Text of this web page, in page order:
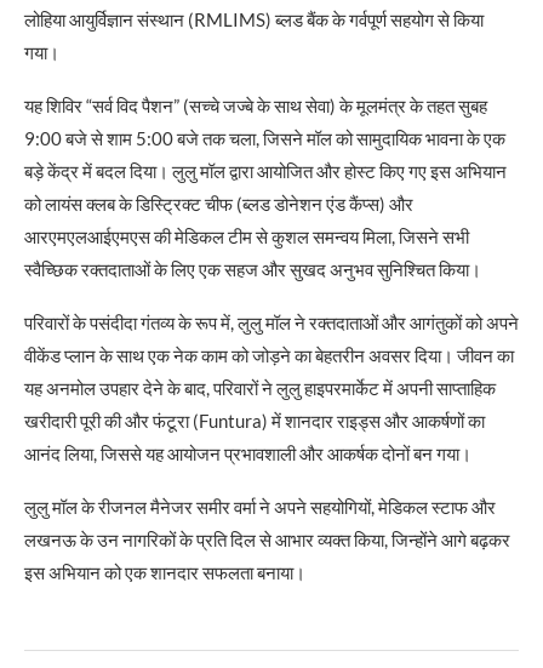
लोहिया आयुर्विज्ञान संस्थान (RMLIMS) ब्लड बैंक के गर्वपूर्ण सहयोग से किया
गया।
​यह शिविर “सर्व विद पैशन” (सच्चे जज्बे के साथ सेवा) के मूलमंत्र के तहत सुबह
9:00 बजे से शाम 5:00 बजे तक चला, जिसने मॉल को सामुदायिक भावना के एक
बड़े केंद्र में बदल दिया। लुलु मॉल द्वारा आयोजित और होस्ट किए गए इस अभियान
को लायंस क्लब के डिस्ट्रिक्ट चीफ (ब्लड डोनेशन एंड कैंप्स) और
आरएमएलआईएमएस की मेडिकल टीम से कुशल समन्वय मिला, जिसने सभी
स्वैच्छिक रक्तदाताओं के लिए एक सहज और सुखद अनुभव सुनिश्चित किया।
​परिवारों के पसंदीदा गंतव्य के रूप में, लुलु मॉल ने रक्तदाताओं और आगंतुकों को अपने
वीकेंड प्लान के साथ एक नेक काम को जोड़ने का बेहतरीन अवसर दिया। जीवन का
यह अनमोल उपहार देने के बाद, परिवारों ने लुलु हाइपरमार्केट में अपनी साप्ताहिक
खरीदारी पूरी की और फंटूरा (Funtura) में शानदार राइड्स और आकर्षणों का
आनंद लिया, जिससे यह आयोजन प्रभावशाली और आकर्षक दोनों बन गया।
​लुलु मॉल के रीजनल मैनेजर समीर वर्मा ने अपने सहयोगियों, मेडिकल स्टाफ और
लखनऊ के उन नागरिकों के प्रति दिल से आभार व्यक्त किया, जिन्होंने आगे बढ़कर
इस अभियान को एक शानदार सफलता बनाया।